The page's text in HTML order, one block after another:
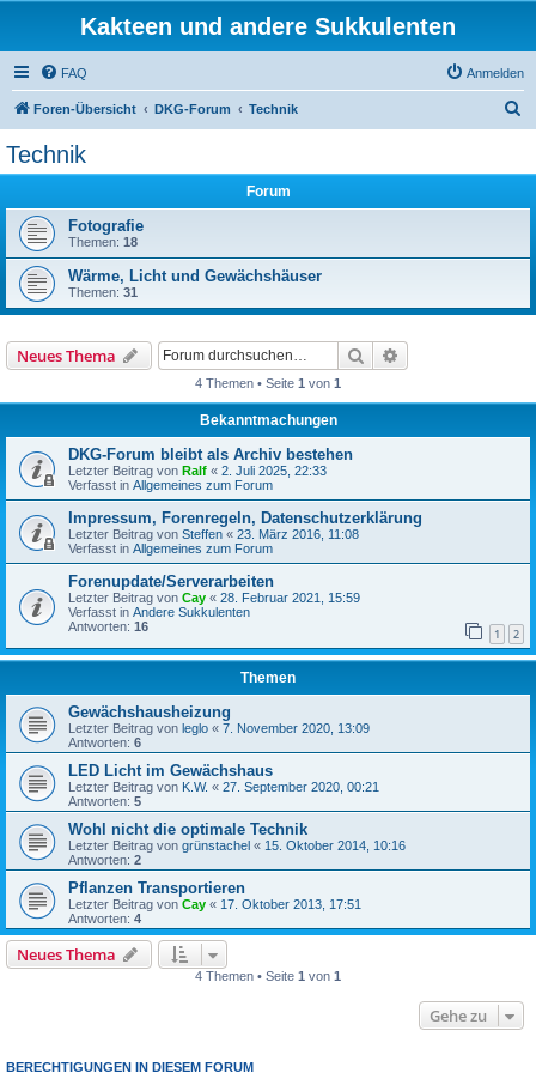
Kakteen und andere Sukkulenten
FAQ Anmelden
Foren-Übersicht DKG-Forum Technik
Technik
Forum
Fotografie
Themen: 18
Wärme, Licht und Gewächshäuser
Themen: 31
Neues Thema Suche
4 Themen • Seite 1 von 1
Bekanntmachungen
DKG-Forum bleibt als Archiv bestehen
Letzter Beitrag von Ralf « 2. Juli 2025, 22:33
Verfasst in Allgemeines zum Forum
Impressum, Forenregeln, Datenschutzerklärung
Letzter Beitrag von Steffen « 23. März 2016, 11:08
Verfasst in Allgemeines zum Forum
Forenupdate/Serverarbeiten
Letzter Beitrag von Cay « 28. Februar 2021, 15:59
Verfasst in Andere Sukkulenten
Antworten: 16 1 2
Themen
Gewächshausheizung
Letzter Beitrag von leglo « 7. November 2020, 13:09
Antworten: 6
LED Licht im Gewächshaus
Letzter Beitrag von K.W. « 27. September 2020, 00:21
Antworten: 5
Wohl nicht die optimale Technik
Letzter Beitrag von grünstachel « 15. Oktober 2014, 10:16
Antworten: 2
Pflanzen Transportieren
Letzter Beitrag von Cay « 17. Oktober 2013, 17:51
Antworten: 4
Neues Thema
4 Themen • Seite 1 von 1
Gehe zu
BERECHTIGUNGEN IN DIESEM FORUM